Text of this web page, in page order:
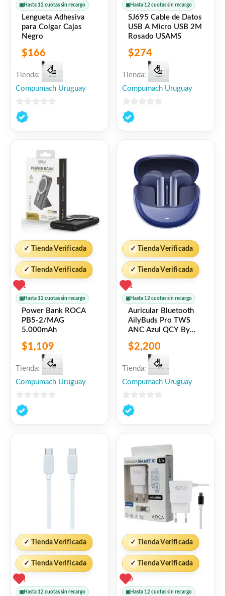
▣ Hasta 12 cuotas sin recargo
Lengueta Adhesiva
para Colgar Cajas
Negro
$166
Tienda:
Compumach Uruguay
0
de
▣ Hasta 12 cuotas sin recargo
SJ695 Cable de Datos
USB A Micro USB 2M
Rosado USAMS
$274
Tienda:
Compumach Uruguay
0
de
✓ Tienda Verificada
✓ Tienda Verificada
1
▣ Hasta 12 cuotas sin recargo
Power Bank ROCA
PB5-2/MAG
5.000mAh
$1,109
Tienda:
Compumach Uruguay
0
de
✓ Tienda Verificada
✓ Tienda Verificada
1
▣ Hasta 12 cuotas sin recargo
Auricular Bluetooth
AilyBuds Pro TWS
ANC Azul QCY By
Xiaomi
$2,200
Tienda:
Compumach Uruguay
0
de
✓ Tienda Verificada
✓ Tienda Verificada
1
▣ Hasta 12 cuotas sin recargo
✓ Tienda Verificada
✓ Tienda Verificada
0
▣ Hasta 12 cuotas sin recargo